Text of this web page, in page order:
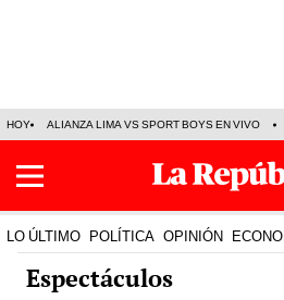
HOY ALIANZA LIMA VS SPORT BOYS EN VIVO
LO ÚLTIMO POLÍTICA OPINIÓN
Espectáculos